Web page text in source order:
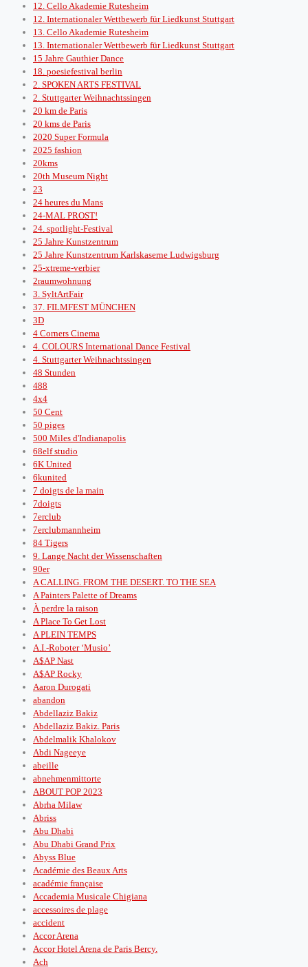
12. Cello Akademie Rutesheim
12. Internationaler Wettbewerb für Liedkunst Stuttgart
13. Cello Akademie Rutesheim
13. Internationaler Wettbewerb für Liedkunst Stuttgart
15 Jahre Gauthier Dance
18. poesiefestival berlin
2. SPOKEN ARTS FESTIVAL
2. Stuttgarter Weihnachtssingen
20 km de Paris
20 kms de Paris
2020 Super Formula
2025 fashion
20kms
20th Museum Night
23
24 heures du Mans
24-MAL PROST!
24. spotlight-Festival
25 Jahre Kunstzentrum
25 Jahre Kunstzentrum Karlskaserne Ludwigsburg
25-xtreme-verbier
2raumwohnung
3. SyltArtFair
37. FILMFEST MÜNCHEN
3D
4 Corners Cinema
4. COLOURS International Dance Festival
4. Stuttgarter Weihnachtssingen
48 Stunden
488
4x4
50 Cent
50 piges
500 Miles d'Indianapolis
68elf studio
6K United
6kunited
7 doigts de la main
7doigts
7erclub
7erclubmannheim
84 Tigers
9. Lange Nacht der Wissenschaften
90er
A CALLING. FROM THE DESERT. TO THE SEA
A Painters Palette of Dreams
À perdre la raison
A Place To Get Lost
A PLEIN TEMPS
A.I.-Roboter ‘Musio’
A$AP Nast
A$AP Rocky
Aaron Durogati
abandon
Abdellaziz Bakiz
Abdellaziz Bakiz. Paris
Abdelmalik Khalokov
Abdi Nageeye
abeille
abnehmenmittorte
ABOUT POP 2023
Abrha Milaw
Abriss
Abu Dhabi
Abu Dhabi Grand Prix
Abyss Blue
Académie des Beaux Arts
académie française
Accademia Musicale Chigiana
accessoires de plage
accident
Accor Arena
Accor Hotel Arena de Paris Bercy.
Ach